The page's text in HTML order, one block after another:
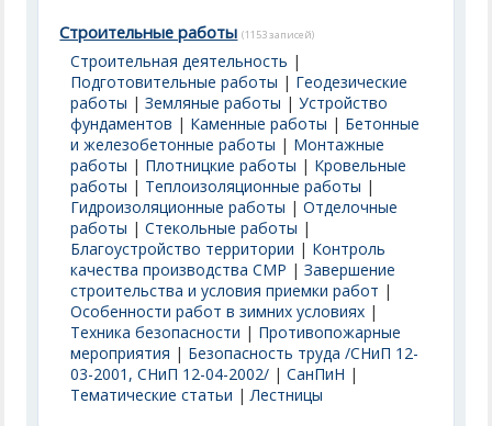
Строительные работы (1153 записей)
Строительная деятельность |
Подготовительные работы | Геодезические
работы |Земляные работы |Устройство
фундаментов | Каменные работы | Бетонные
и железобетонные работы | Монтажные
работы | Плотницкие работы | Кровельные
работы | Теплоизоляционные работы |
Гидроизоляционные работы |Отделочные
работы |Стекольные работы |
Благоустройство территории | Контроль
качества производства СМР |Завершение
строительства и условия приемки работ |
Особенности работ в зимних условиях |
Техника безопасности | Противопожарные
мероприятия | Безопасность труда /СНиП 12-
03-2001, СНиП 12-04-2002/ |СанПиН |
Тематические статьи |Лестницы